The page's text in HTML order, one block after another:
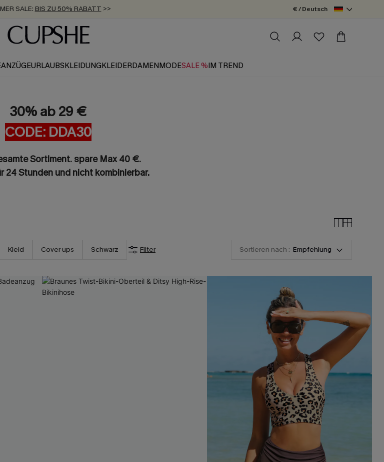
SALE: BIS ZU 50% RABATT >>
BIS ZU -20% EXTRA ERHALTEN
VERSAND AB 89 €
€ / Deutsch
URLAUBSKLEIDUNGKLEIDERDAMENMODESALE %IM TREND
30% ab 29 €
CODE: DDA30
Sortiment. spare Max 40 €.
24 Stunden und nicht kombinierbar.
Kleid Cover ups Schwarz Filter Sortieren nach : Empfehlung